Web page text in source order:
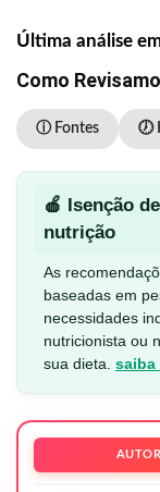
Última análise
Como
ⓘ Fontes 🕖
🍎 Isenção
nutrição
As
baseadas em
necessidades
nutricionista ou
sua dieta. saiba
AUTOR